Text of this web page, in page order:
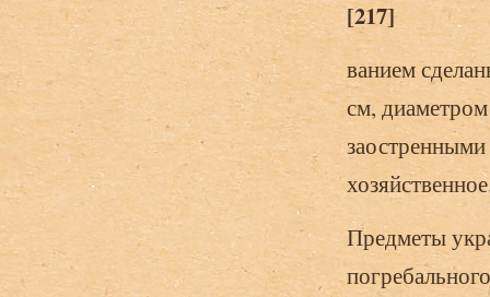
[217]
ванием
см,
Предметы